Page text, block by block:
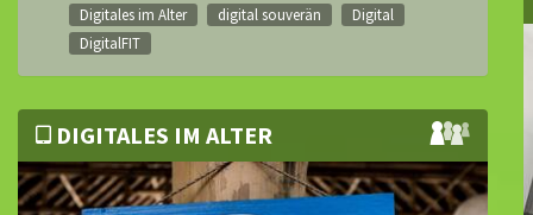
Digitales im Alter
digital souverän
Digital
DigitalFIT
DIGITALES IM ALTER